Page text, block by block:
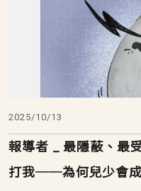
2025/10/13
報導者 _ 最隱蔽、最
打我──為何兒少會